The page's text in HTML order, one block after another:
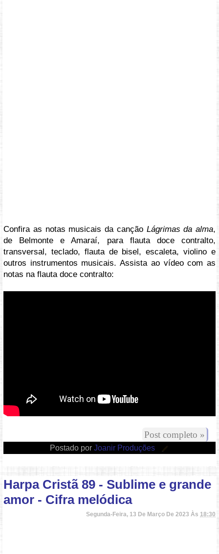
Confira as notas musicais da canção Lágrimas da alma,
de Belmonte e Amaraí, para flauta doce contralto,
transversal, teclado, flauta de bisel, escaleta, violino e
outros instrumentos musicais. Assista ao vídeo com as
notas na flauta doce contralto:
Post completo »
Postado por Joanir Produções
Harpa Cristã 89 - Sublime e grande
amor - Cifra melódica
Segunda-Feira, 13 De Março De 2023 Às 18:30